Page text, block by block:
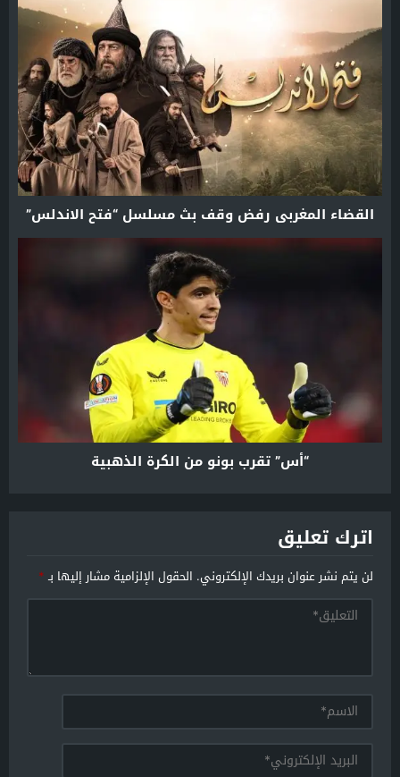
القضاء المغربي رفض وقف بث مسلسل “فتح الاندلس”
“أس” تقرب بونو من الكرة الذهبية
اترك تعليق
لن يتم نشر عنوان بريدك الإلكتروني. الحقول الإلزامية مشار إليها بـ*